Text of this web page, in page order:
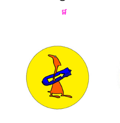
🛒